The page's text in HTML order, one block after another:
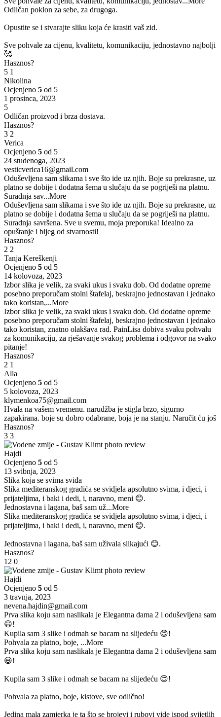
Odličan poklon za sebe, za drugoga.
Opustite se i stvarajte sliku koja će krasiti vaš zid.
Sve pohvale za cijenu, kvalitetu, komunikaciju, jednostavno najbolji
🥰
Hasznos?
5 1
Nikolina
Ocjenjeno 5 od 5
1 prosinca, 2023
5
Odličan proizvod i brza dostava.
Hasznos?
3 2
Verica
Ocjenjeno 5 od 5
24 studenoga, 2023
vesticverica16@gmail.com
Oduševljena sam slikama i sve što ide uz njih. Boje su prekrasne, uz
platno se dobije i dodatna šema u slučaju da se pogriješi na platnu.
Suradnja sav...More
Oduševljena sam slikama i sve što ide uz njih. Boje su prekrasne, uz
platno se dobije i dodatna šema u slučaju da se pogriješi na platnu.
Suradnja savršena. Sve u svemu, moja preporuka! Idealno za
opuštanje i bijeg od stvarnosti!
Hasznos?
2 2
Tanja Kereškenji
Ocjenjeno 5 od 5
14 kolovoza, 2023
Izbor slika je velik, za svaki ukus i svaku dob. Od dodatne opreme
posebno preporučam stolni štafelaj, beskrajno jednostavan i jednako
tako koristan,...More
Izbor slika je velik, za svaki ukus i svaku dob. Od dodatne opreme
posebno preporučam stolni štafelaj, beskrajno jednostavan i jednako
tako koristan, znatno olakšava rad. PainLisa dobiva svaku pohvalu
za komunikaciju, za rješavanje svakog problema i odgovor na svako
pitanje!
Hasznos?
2 1
Alla
Ocjenjeno 5 od 5
5 kolovoza, 2023
klymenkoa75@gmail.com
Hvala na vašem vremenu. narudžba je stigla brzo, sigurno
zapakirana. boje su dobro odabrane, boja je na stanju. Naručit ću još
Hasznos?
3 3
Hajdi
Ocjenjeno 5 od 5
13 svibnja, 2023
Slika koja se svima sviđa
Slika mediteranskog gradića se svidjela apsolutno svima, i djeci, i
prijateljima, i baki i dedi, i, naravno, meni 😊.
Jednostavna i lagana, baš sam už...More
Slika mediteranskog gradića se svidjela apsolutno svima, i djeci, i
prijateljima, i baki i dedi, i, naravno, meni 😊.
Jednostavna i lagana, baš sam uživala slikajući 😊.
Hasznos?
12 0
Hajdi
Ocjenjeno 5 od 5
3 travnja, 2023
nevena.hajdin@gmail.com
Prva slika koju sam naslikala je Elegantna dama 2 i oduševljena sam
😃!
Kupila sam 3 slike i odmah se bacam na slijedeću 😊!
Pohvala za platno, boje, ...More
Prva slika koju sam naslikala je Elegantna dama 2 i oduševljena sam
😃!
Kupila sam 3 slike i odmah se bacam na slijedeću 😊!
Pohvala za platno, boje, kistove, sve odlično!
Jedina mala zamjerka je ta što se brojevi i rubovi vide ispod svijetlih